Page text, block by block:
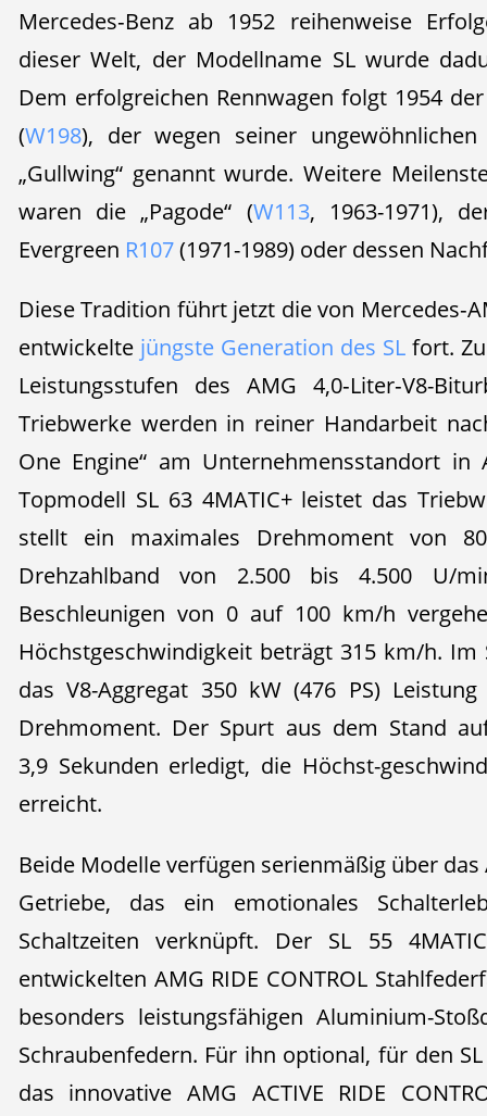
Mercedes‑Benz ab 1952 reihenweise
dieser Welt, der Modellname SL wurde
Dem erfolgreichen Rennwagen folgt 1954
(W198), der wegen seiner ungewöhnlichen
„Gullwing“ genannt wurde. Weitere
waren die „Pagode“ (W113, 1963-1971),
Evergreen R107(1971-1989) oder dessen
Diese Tradition führt jetzt die von
entwickelte jüngste Generation des SLfort.
Leistungsstufen des AMG 4,0‑Liter‑V8-
Triebwerke werden in reiner Handarbeit
One Engine“ am Unternehmensstandort
Topmodell SL 63 4MATIC+ leistet das
stellt ein maximales Drehmoment von
Drehzahlband von 2.500 bis 4.500 U/
Beschleunigen von 0 auf 100 km/h
Höchstgeschwindigkeit beträgt 315 km/h. Im
das V8-Aggregat 350 kW (476 PS)
Drehmoment. Der Spurt aus dem Stand
3,9 Sekunden erledigt, die Höchst-
erreicht.
Beide Modelle verfügen serienmäßig über das
Getriebe, das ein emotionales
Schaltzeiten verknüpft. Der SL 55
entwickelten AMG RIDE CONTROL
besonders leistungsfähigen Aluminium-
Schraubenfedern. Für ihn optional, für den
das innovative AMG ACTIVE RIDE